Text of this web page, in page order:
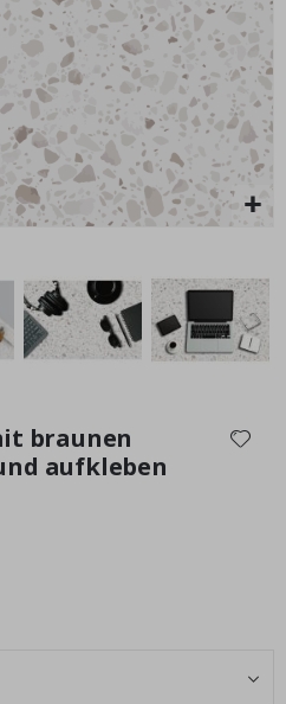
20,00 €
braunen
aufkleben
Bewertung: